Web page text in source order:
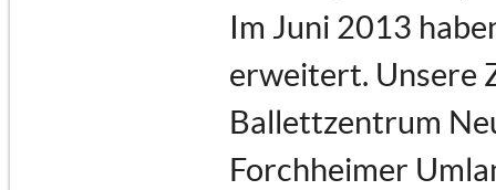
Im Juni 2013
erweitert. Unsere
Ballettzentrum
Forchheimer